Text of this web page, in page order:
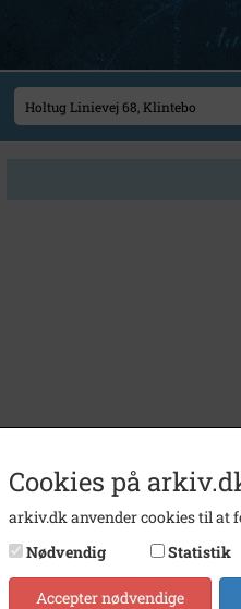
Cookies på
arkiv.dk anvender cookies til at
Nødvendig
Statistik
Accepter nødvendige